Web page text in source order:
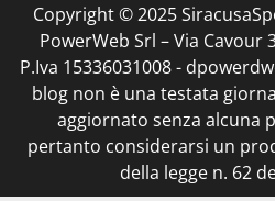
Copyright © 2025
PowerWeb Srl – Via Cavour
P.Iva 15336031008 -
blog non è una testata
aggiornato senza alcuna
pertanto considerarsi un
della legge n. 62